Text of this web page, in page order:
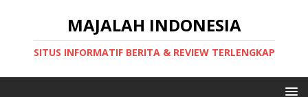
MAJALAH INDONESIA
SITUS INFORMATIF BERITA & REVIEW TERLENGKAP